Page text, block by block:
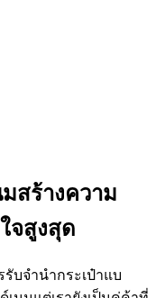
สร้างความ
จสูงสุด
บจำนำกระเป๋าแบ